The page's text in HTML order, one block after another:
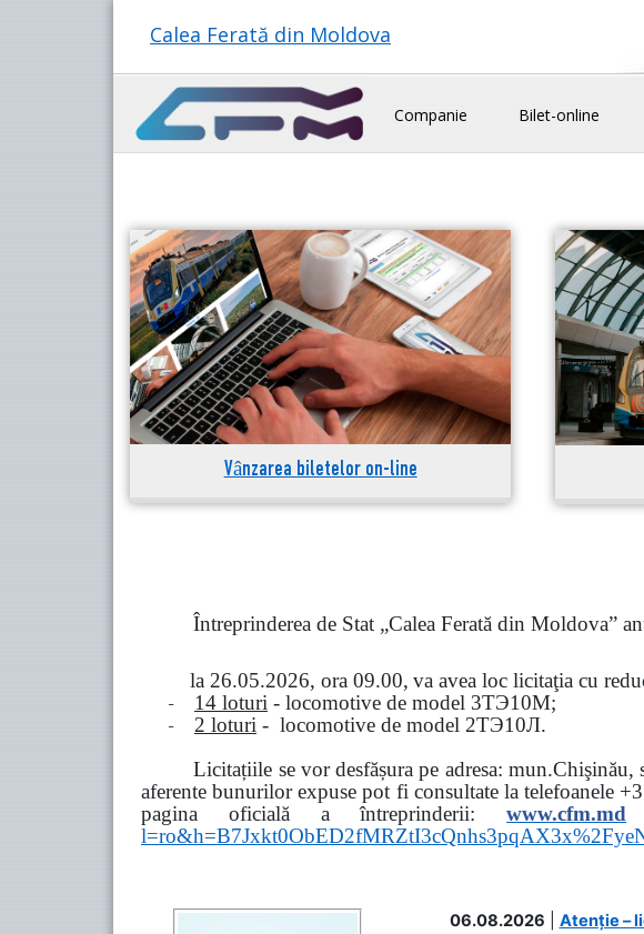
Calea Ferată din Moldova
Companie Bilet-online
Vânzarea biletelor on-line
Întreprinderea de Stat „Calea Ferată din Moldova”
la 26.05.2026, ora 09.00, va avea loc licitaţia cu
- 14 loturi - locomotive de model 3ТЭ10М;
- 2 loturi - locomotive de model 2ТЭ10Л.
Licitațiile se vor desfășura pe adresa:
aferente bunurilor expuse pot fi consultate la telefoanele
pagina oficială a întreprinderii:
www.cfm.md
06.08.2026
Atenție –